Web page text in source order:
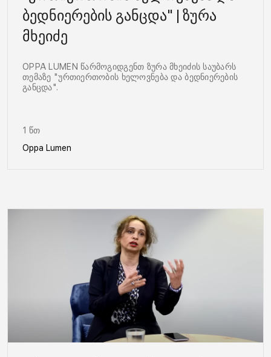
ბედნიერების განცდა" | ზურა
მხეიძე
OPPA LUMEN წარმოგიდგენთ ზურა მხეიძის საუბარს
თემაზე "ურთიერთობის ხელოვნება და ბედნიერების
განცდა".
1 წთ
Oppa Lumen